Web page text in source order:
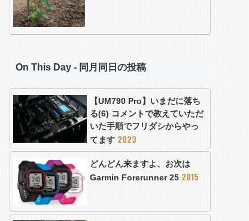
On This Day - 同月同日の投稿
【UM790 Pro】いまだに落ち
る(6) コメントで教えていただ
いた手順でフリダシからやっ
てます 2023
どんどん来ますよ、お次は
Garmin Forerunner 25 2015